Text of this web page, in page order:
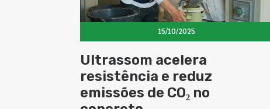
15/10/2025
Ultrassom acelera
resistência e reduz
emissões de CO₂ no